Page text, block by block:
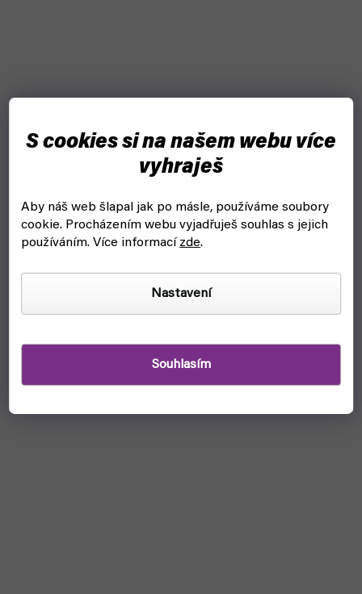
S cookies si na našem webu více
vyhraješ
Aby náš web šlapal jak po másle, používáme soubory
cookie. Procházením webu vyjadřuješ souhlas s jejich
používáním. Více informacízde.
Nastavení
Souhlasím